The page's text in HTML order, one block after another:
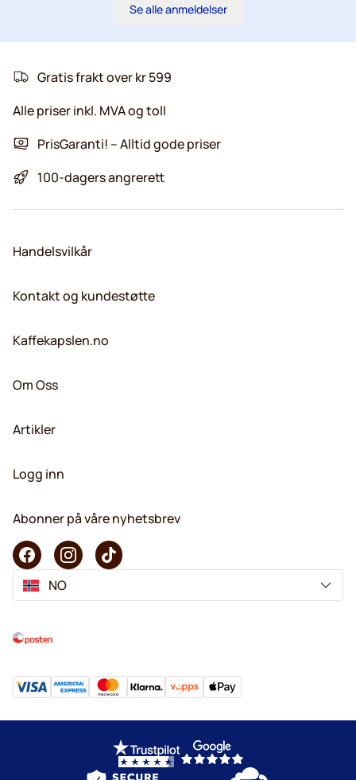
Se alle anmeldelser
Gratis frakt over kr 599
Alle priser inkl. MVA og toll
PrisGaranti! – Alltid gode priser
100-dagers angrerett
Handelsvilkår
Kontakt og kundestøtte
Kaffekapslen.no
Om Oss
Artikler
Logg inn
Abonner på våre nyhetsbrev
NO